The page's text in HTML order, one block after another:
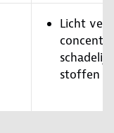
Licht
stoffen